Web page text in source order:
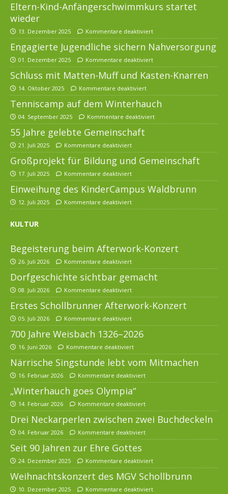
Eltern-Kind-Anfängerschwimmkurs startet
wieder
13. Dezember 2025 Kommentare deaktiviert
Engagierte Jugendliche sichern Nahversorgung
01. Dezember 2025 Kommentare deaktiviert
Schluss mit Matten-Muff und Kasten-Knarren
14. Oktober 2025 Kommentare deaktiviert
Tenniscamp auf dem Winterhauch
04. September 2025 Kommentare deaktiviert
55 Jahre gelebte Gemeinschaft
21. Juli 2025 Kommentare deaktiviert
Großprojekt für Bildung und Gemeinschaft
17. Juli 2025 Kommentare deaktiviert
Einweihung des KinderCampus Waldbrunn
12. Juli 2025 Kommentare deaktiviert
KULTUR
Begeisterung beim Afterwork-Konzert
26. Juli 2026 Kommentare deaktiviert
Dorfgeschichte sichtbar gemacht
08. Juli 2026 Kommentare deaktiviert
Erstes Schollbrunner Afterwork-Konzert
05. Juli 2026 Kommentare deaktiviert
700 Jahre Weisbach 1326–2026
16. Juni 2026 Kommentare deaktiviert
Närrische Singstunde lebt vom Mitmachen
16. Februar 2026 Kommentare deaktiviert
„Winterhauch goes Olympia“
14. Februar 2026 Kommentare deaktiviert
Drei Neckarperlen zwischen zwei Buchdeckeln
04. Februar 2026 Kommentare deaktiviert
Seit 90 Jahren zur Ehre Gottes
24. Dezember 2025 Kommentare deaktiviert
Weihnachtskonzert des MGV Schollbrunn
10. Dezember 2025 Kommentare deaktiviert